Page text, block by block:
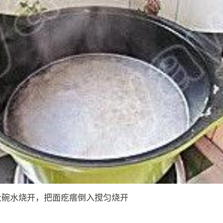
水烧开，把面疙瘩倒入搅匀烧开